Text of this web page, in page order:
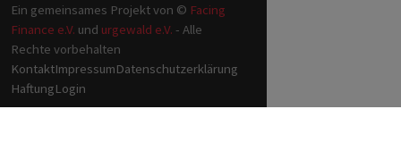
Ein gemeinsames Projekt von © Facing
Finance e.V. und urgewald e.V. - Alle
Rechte vorbehalten
KontaktImpressumDatenschutzerklärung
HaftungLogin